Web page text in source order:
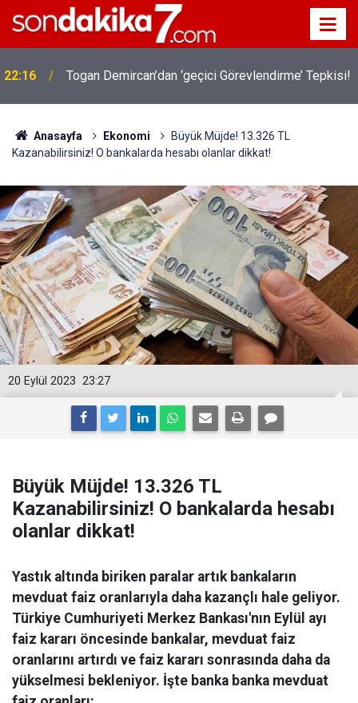
22:16 Togan Demircan’dan ‘geçici Görevlendirme’ Tepkisi!
Anasayfa Ekonomi
Büyük Müjde! 13.326 TL
Kazanabilirsiniz! O bankalarda hesabı olanlar dikkat!
23:27
20 Eylül 2023
Büyük Müjde! 13.326 TL
Kazanabilirsiniz! O bankalarda hesabı
olanlar dikkat!
Yastık altında biriken paralar artık bankaların
mevduat faiz oranlarıyla daha kazançlı hale geliyor.
Türkiye Cumhuriyeti Merkez Bankası'nın Eylül ayı
faiz kararı öncesinde bankalar, mevduat faiz
oranlarını artırdı ve faiz kararı sonrasında daha da
yükselmesi bekleniyor. İşte banka banka mevduat